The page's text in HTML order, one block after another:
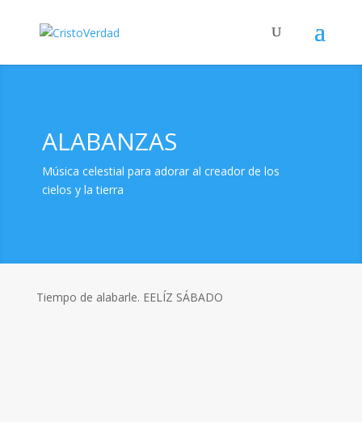
ALABANZAS
Música celestial para adorar al creador de los
cielos y la tierra
Tiempo de alabarle. EELÍZ SÁBADO